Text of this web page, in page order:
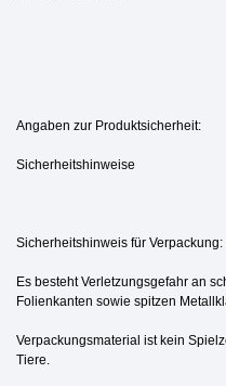
Angaben zur Produktsicherheit:
Sicherheitshinweise
Sicherheitshinweis für Verpackung:
Es besteht Verletzungsgefahr an
Folienkanten sowie spitzen
Verpackungsmaterial ist kein
Tiere.